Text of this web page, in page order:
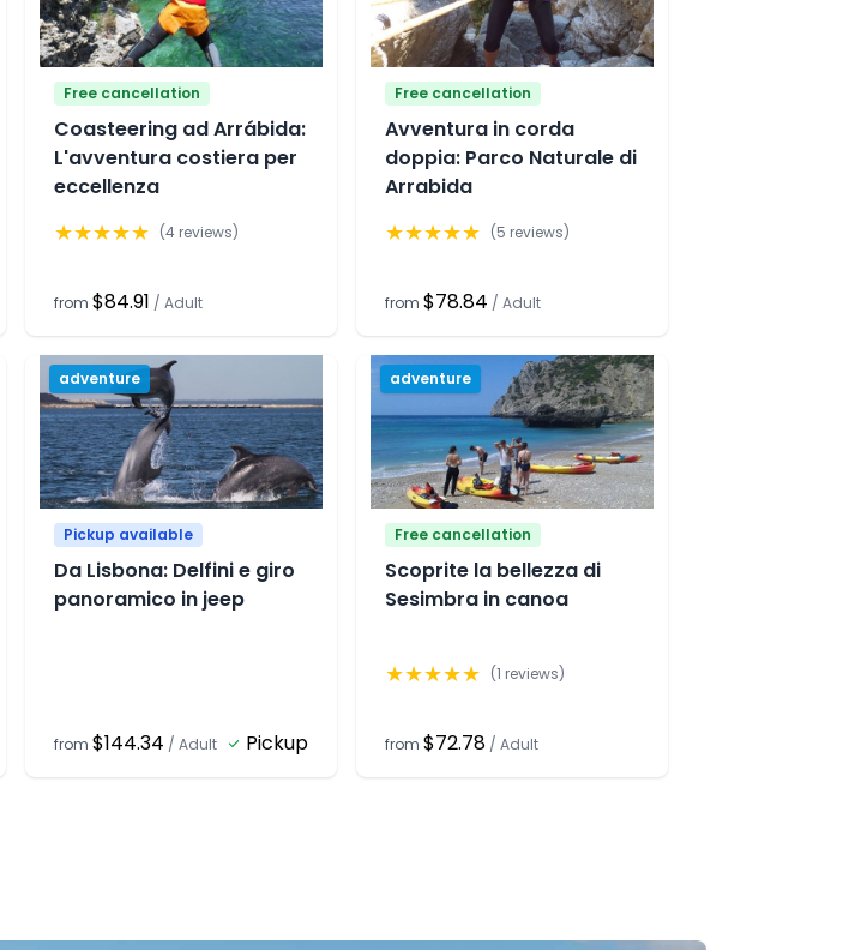
Free cancellation
Coasteering ad Arrábida:
L'avventura costiera per
eccellenza
★★★★★ (4 reviews)
from $84.91 / Adult
Free cancellation
Avventura in corda
doppia: Parco Naturale di
Arrabida
★★★★★ (5 reviews)
from $78.84 / Adult
adventure
Pickup available
Da Lisbona: Delfini e giro
panoramico in jeep
from $144.34 / Adult Pickup
adventure
Free cancellation
Scoprite la bellezza di
Sesimbra in canoa
★★★★★ (1 reviews)
from $72.78 / Adult